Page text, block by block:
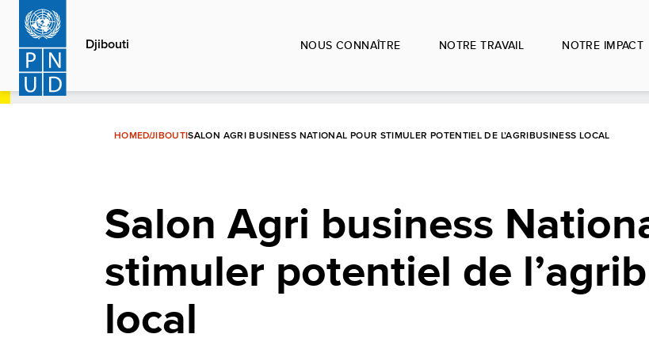
Aller
contenu
principal
Djibouti NOUS CONNAÎTRE NOTRE TRAVAIL NOTRE IMPACT
HOMEDJIBOUTISALON AGRI BUSINESS NATIONAL POUR STIMULER POTENTIEL DE L’AGRIBUSINESS LOCAL
Salon Agri business
stimuler potentiel de
local